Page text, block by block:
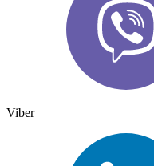
Viber